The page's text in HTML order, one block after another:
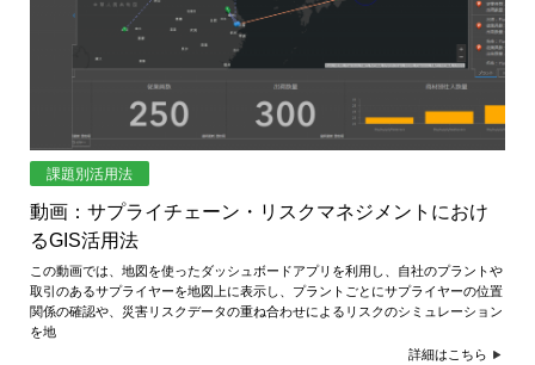
課題別活用法
動画：サプライチェーン・リスクマネジメントにおけ
るGIS活用法
この動画では、地図を使ったダッシュボードアプリを利用し、自社のプラントや
取引のあるサプライヤーを地図上に表示し、プラントごとにサプライヤーの位置
関係の確認や、災害リスクデータの重ね合わせによるリスクのシミュレーション
を地
詳細はこちら